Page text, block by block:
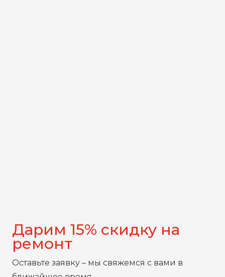
Дарим 15% скидку на
ремонт
Оставьте заявку – мы свяжемся с вами в